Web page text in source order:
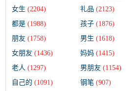
女生 (2204) 礼品 (2123)
都是 (1988) 孩子 (1876)
朋友 (1758) 男生 (1618)
女朋友 (1436) 妈妈 (1415)
老人 (1297) 男朋友 (1154)
自己的 (1091) 钢笔 (907)